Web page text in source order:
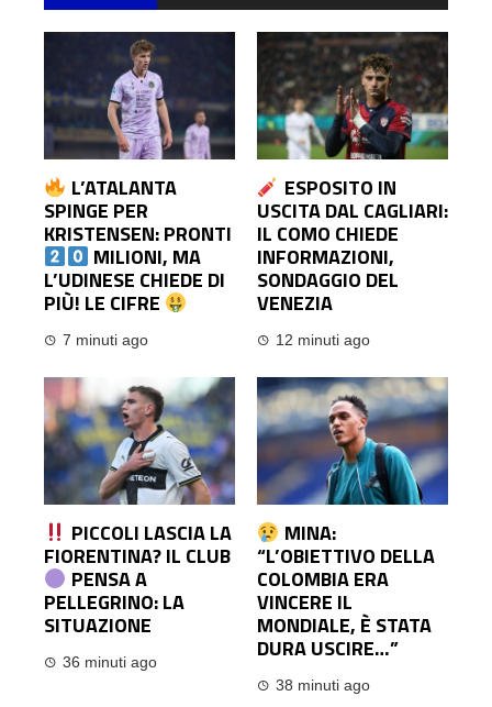
L’ATALANTA
SPINGE PER
KRISTENSEN: PRONTI
MILIONI, MA
L’UDINESE CHIEDE DI
PIÙ! LE CIFRE
7 minuti ago
ESPOSITO IN
USCITA DAL CAGLIARI:
IL COMO CHIEDE
INFORMAZIONI,
SONDAGGIO DEL
VENEZIA
12 minuti ago
PICCOLI LASCIA LA
FIORENTINA? IL CLUB
PENSA A
PELLEGRINO: LA
SITUAZIONE
36 minuti ago
MINA:
“L’OBIETTIVO DELLA
COLOMBIA ERA
VINCERE IL
MONDIALE, È STATA
DURA USCIRE…”
38 minuti ago